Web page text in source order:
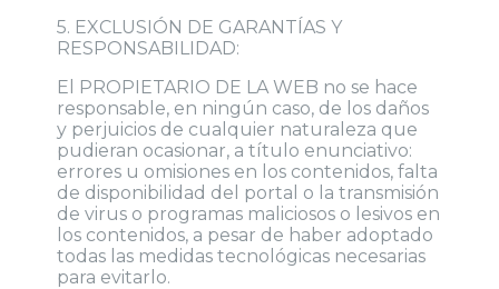
5. EXCLUSIÓN DE GARANTÍAS Y
RESPONSABILIDAD:
El PROPIETARIO DE LA WEB no se hace
responsable, en ningún caso, de los daños
y perjuicios de cualquier naturaleza que
pudieran ocasionar, a título enunciativo:
errores u omisiones en los contenidos, falta
de disponibilidad del portal o la transmisión
de virus o programas maliciosos o lesivos en
los contenidos, a pesar de haber adoptado
todas las medidas tecnológicas necesarias
para evitarlo.